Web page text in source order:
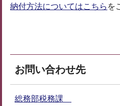
納付方法についてはこちら を
お問い合わせ先
総務部税務課